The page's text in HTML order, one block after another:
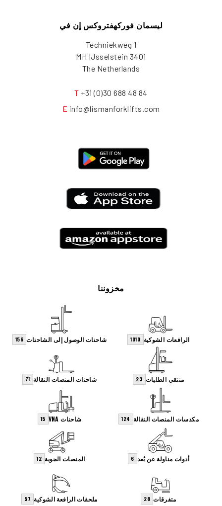
ليسمان فوركهفتروكس إن في
Techniekweg 1
3401 MH IJsselstein
The Netherlands
T +31 (0)30 688 48 84
E info@lismanforklifts.com
مخزوننا
الرافعات الشوكية 1010 شاحنات الوصول إلى الشاحنات 156
منتقي الطلبات 23 شاحنات المنصات النقالة 71
مكدسات المنصات النقالة 124 شاحنات VNA 15
أدوات مناولة عن بُعد 6 المنصات الجوية 12
متفرقات 28 ملحقات الرافعة الشوكية 57